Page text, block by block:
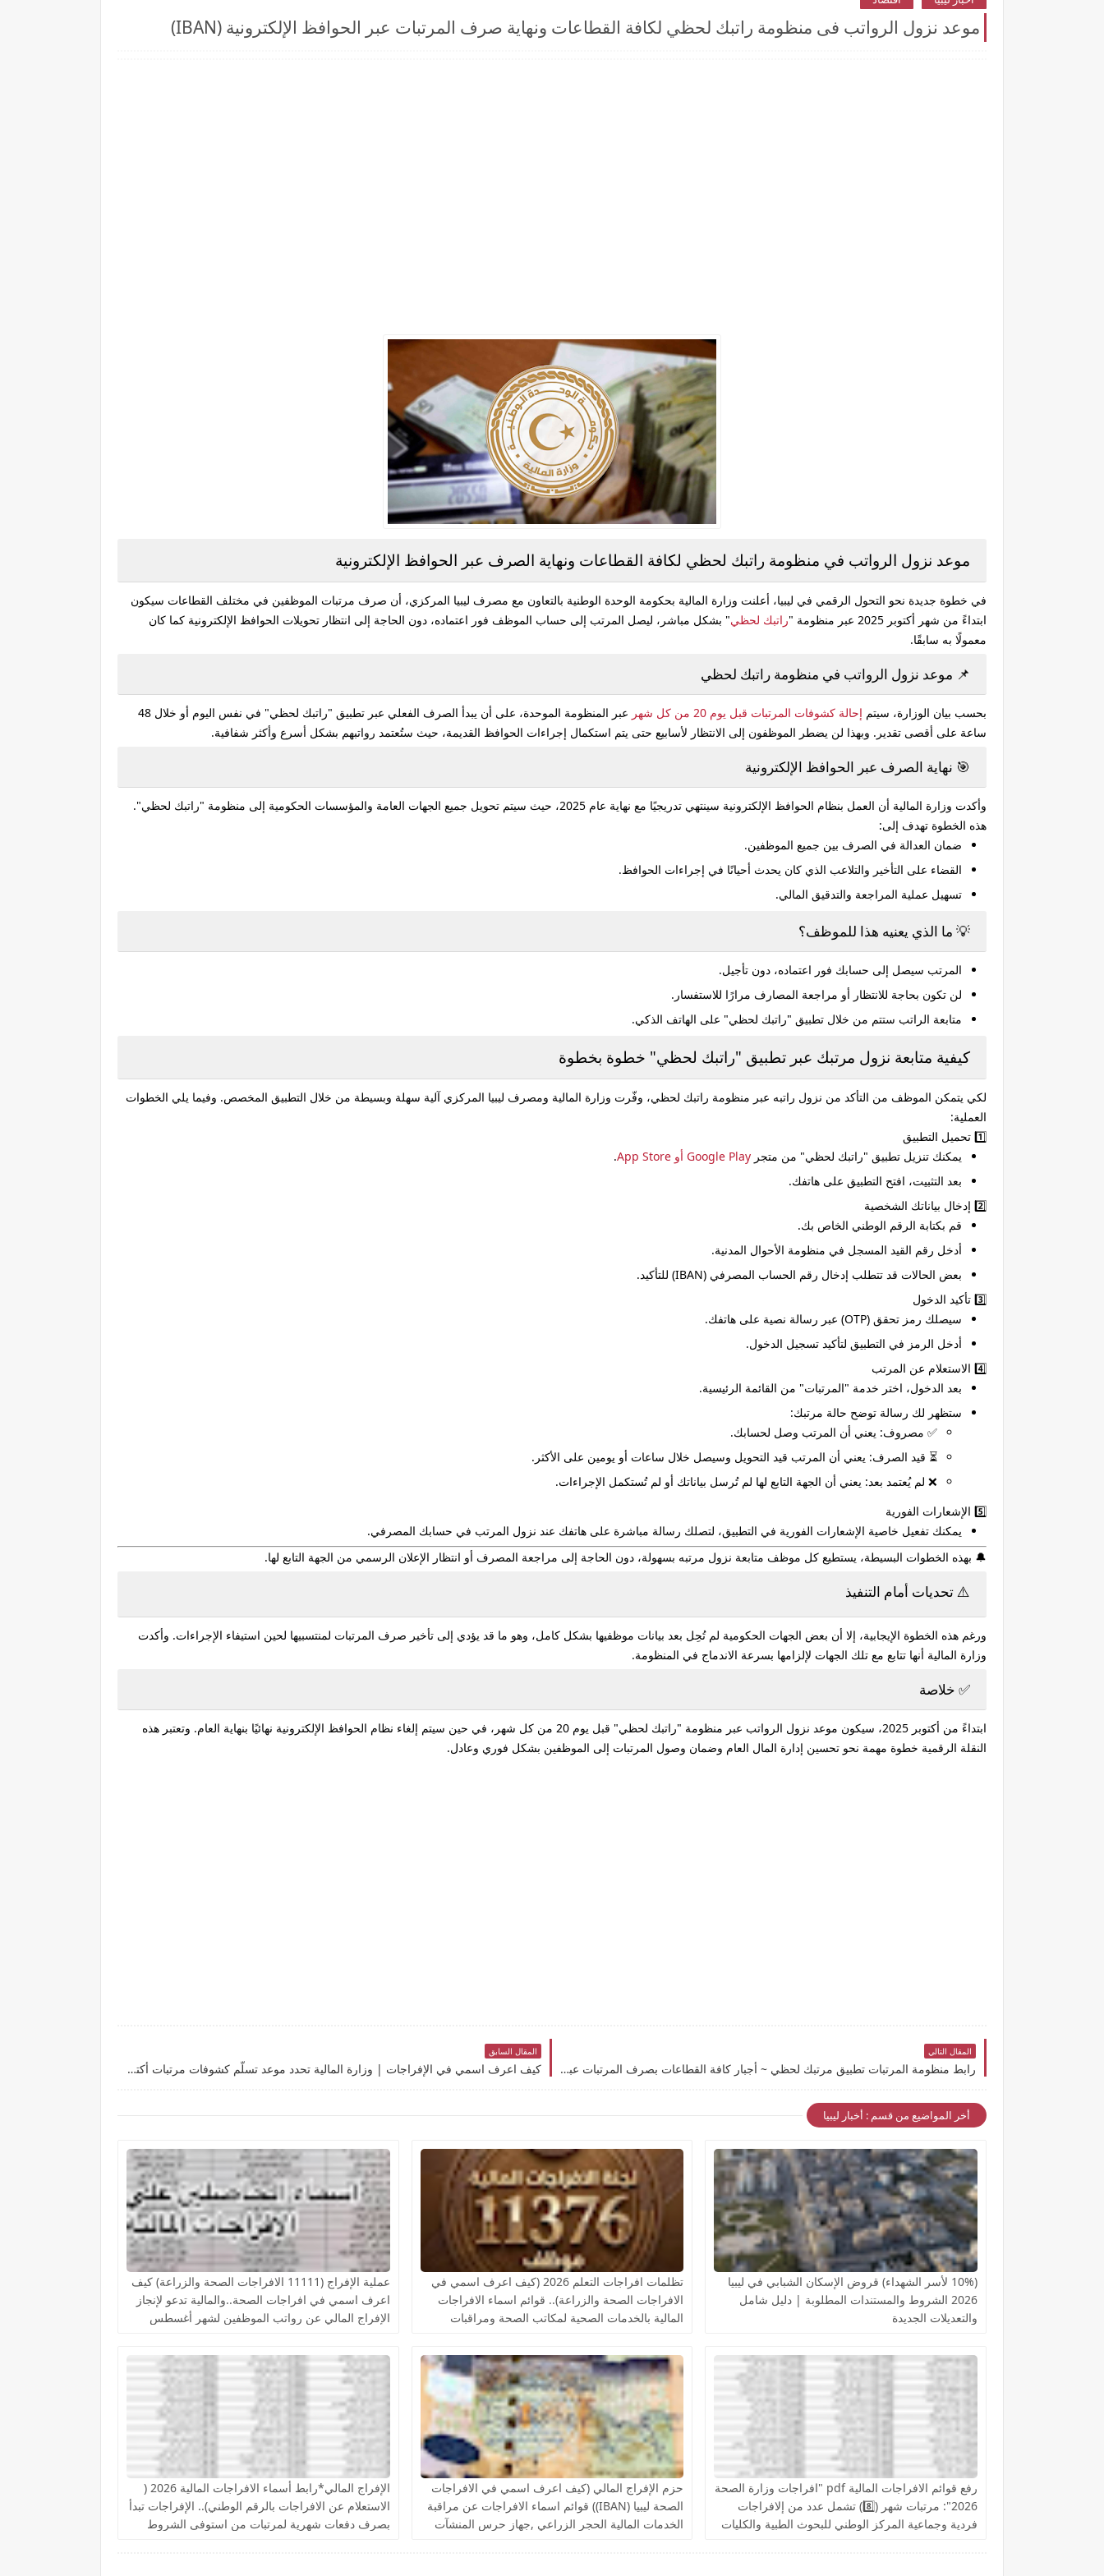
موعد نزول الرواتب فى منظومة راتبك لحظي لكافة القطاعات ونهاية صرف المرتبات عبر الحوافظ الإلكترونية (IBAN)
موعد نزول الرواتب في منظومة راتبك لحظي لكافة القطاعات ونهاية الصرف عبر الحوافظ الإلكترونية
في خطوة جديدة نحو التحول الرقمي في ليبيا، أعلنت وزارة المالية بحكومة الوحدة الوطنية بالتعاون مع مصرف ليبيا المركزي، أن صرف مرتبات الموظفين في مختلف القطاعات سيكون
ابتداءً من شهر أكتوبر 2025
عبر منظومة "راتبك لحظي" بشكل مباشر، ليصل المرتب إلى حساب الموظف فور اعتماده، دون الحاجة إلى انتظار تحويلات الحوافظ الإلكترونية كما كان
معمولًا به سابقًا.
📌 موعد نزول الرواتب في منظومة راتبك لحظي
بحسب بيان الوزارة، سيتم إحالة كشوفات المرتبات قبل يوم 20 من كل شهر
عبر المنظومة الموحدة، على أن يبدأ الصرف الفعلي عبر تطبيق "راتبك لحظي" في نفس اليوم أو خلال 48
ساعة على أقصى تقدير. وبهذا لن يضطر الموظفون إلى الانتظار لأسابيع حتى يتم استكمال إجراءات الحوافظ القديمة، حيث ستُعتمد رواتبهم بشكل أسرع وأكثر شفافية.
🎯 نهاية الصرف عبر الحوافظ الإلكترونية
وأكدت وزارة المالية أن العمل بنظام الحوافظ الإلكترونية
سينتهي تدريجيًا مع نهاية عام 2025، حيث سيتم تحويل جميع الجهات العامة والمؤسسات الحكومية إلى منظومة "راتبك لحظي".
هذه الخطوة تهدف إلى:
ضمان العدالة في الصرف بين جميع الموظفين.
القضاء على التأخير والتلاعب الذي كان يحدث أحيانًا في إجراءات الحوافظ.
تسهيل عملية المراجعة والتدقيق المالي.
💡 ما الذي يعنيه هذا للموظف؟
المرتب سيصل إلى حسابك فور اعتماده، دون تأجيل.
لن تكون بحاجة للانتظار أو مراجعة المصارف مرارًا للاستفسار.
متابعة الراتب ستتم من خلال تطبيق "راتبك لحظي" على الهاتف الذكي.
كيفية متابعة نزول مرتبك عبر تطبيق "راتبك لحظي" خطوة بخطوة
لكي يتمكن الموظف من التأكد من نزول راتبه عبر منظومة راتبك لحظي، وفّرت وزارة المالية ومصرف ليبيا المركزي آلية سهلة وبسيطة من خلال التطبيق المخصص. وفيما يلي الخطوات
العملية:
1️⃣ تحميل التطبيق
يمكنك تنزيل تطبيق "راتبك لحظي" من متجر Google Play أو App Store
.
بعد التثبيت، افتح التطبيق على هاتفك.
2️⃣ إدخال بياناتك الشخصية
قم بكتابة الرقم الوطني الخاص بك.
أدخل رقم القيد المسجل في منظومة الأحوال المدنية.
بعض الحالات قد تتطلب إدخال رقم الحساب المصرفي (IBAN) للتأكيد.
3️⃣ تأكيد الدخول
سيصلك رمز تحقق (OTP) عبر رسالة نصية على هاتفك.
أدخل الرمز في التطبيق لتأكيد تسجيل الدخول.
4️⃣ الاستعلام عن المرتب
بعد الدخول، اختر خدمة "المرتبات" من القائمة الرئيسية.
ستظهر لك رسالة توضح حالة مرتبك:
✅ مصروف: يعني أن المرتب وصل لحسابك.
⏳ قيد الصرف: يعني أن المرتب قيد التحويل وسيصل خلال ساعات أو يومين على الأكثر.
❌ لم يُعتمد بعد: يعني أن الجهة التابع لها لم تُرسل بياناتك أو لم تُستكمل الإجراءات.
5️⃣ الإشعارات الفورية
يمكنك تفعيل خاصية الإشعارات الفورية في التطبيق، لتصلك رسالة مباشرة على هاتفك عند نزول المرتب في حسابك المصرفي.
🔔 بهذه الخطوات البسيطة، يستطيع كل موظف متابعة نزول مرتبه بسهولة، دون الحاجة إلى مراجعة المصرف أو انتظار الإعلان الرسمي من الجهة التابع لها.
⚠️ تحديات أمام التنفيذ
ورغم هذه الخطوة الإيجابية، إلا أن بعض الجهات الحكومية لم تُحِل بعد بيانات موظفيها بشكل كامل، وهو ما قد يؤدي إلى تأخير صرف المرتبات لمنتسبيها لحين استيفاء الإجراءات. وأكدت
وزارة المالية أنها تتابع مع تلك الجهات لإلزامها بسرعة الاندماج في المنظومة.
✅ خلاصة
ابتداءً من أكتوبر 2025، سيكون موعد نزول الرواتب عبر منظومة "راتبك لحظي" قبل يوم 20 من كل شهر
، في حين سيتم إلغاء نظام الحوافظ الإلكترونية نهائيًا بنهاية العام. وتعتبر هذه
النقلة الرقمية خطوة مهمة نحو تحسين إدارة المال العام وضمان وصول المرتبات إلى الموظفين بشكل فوري وعادل.
المقال التالي
رابط منظومة المرتبات تطبيق مرتبك لحظي ~ أجبار كافة القطاعات بصرف المرتبات عبر منظومة “راتبك لحظي” منشور رقم (6)
المقال السابق
كيف اعرف اسمي في الإفراجات | وزارة المالية تحدد موعد تسلّم كشوفات مرتبات أكتوبر والصرف عبر تطبيق "راتبك لحظي"
أخر المواضيع من قسم : أخبار ليبيا
(10% لأسر الشهداء) قروض الإسكان الشبابي في ليبيا
2026 الشروط والمستندات المطلوبة | دليل شامل
والتعديلات الجديدة
تظلمات افراجات التعلم 2026 (كيف اعرف اسمي في
الافراجات الصحة والزراعة).. قوائم اسماء الافراجات
المالية بالخدمات الصحية لمكاتب الصحة ومراقبات
عملية الإفراج (11111 الافراجات الصحة والزراعة) كيف
اعرف اسمي في افراجات الصحة..والمالية تدعو لإنجاز
الإفراج المالي عن رواتب الموظفين لشهر أغسطس
رفع قوائم الافراجات المالية pdf "افراجات وزارة الصحة
2026": مرتبات شهر (8️⃣) تشمل عدد من إلافراجات
فردية وجماعية المركز الوطني للبحوث الطبية والكليات
حزم الإفراج المالي (كيف اعرف اسمي في الافراجات
الصحة ليبيا (IBAN)) قوائم اسماء الافراجات عن مراقبة
الخدمات المالية الحجر الزراعي ,جهاز حرس المنشآت
الإفراج المالي*رابط أسماء الافراجات المالية 2026 (
الاستعلام عن الافراجات بالرقم الوطني).. الإفراجات تبدأ
بصرف دفعات شهرية لمرتبات من استوفى الشروط